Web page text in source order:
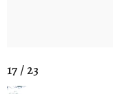
17 / 23